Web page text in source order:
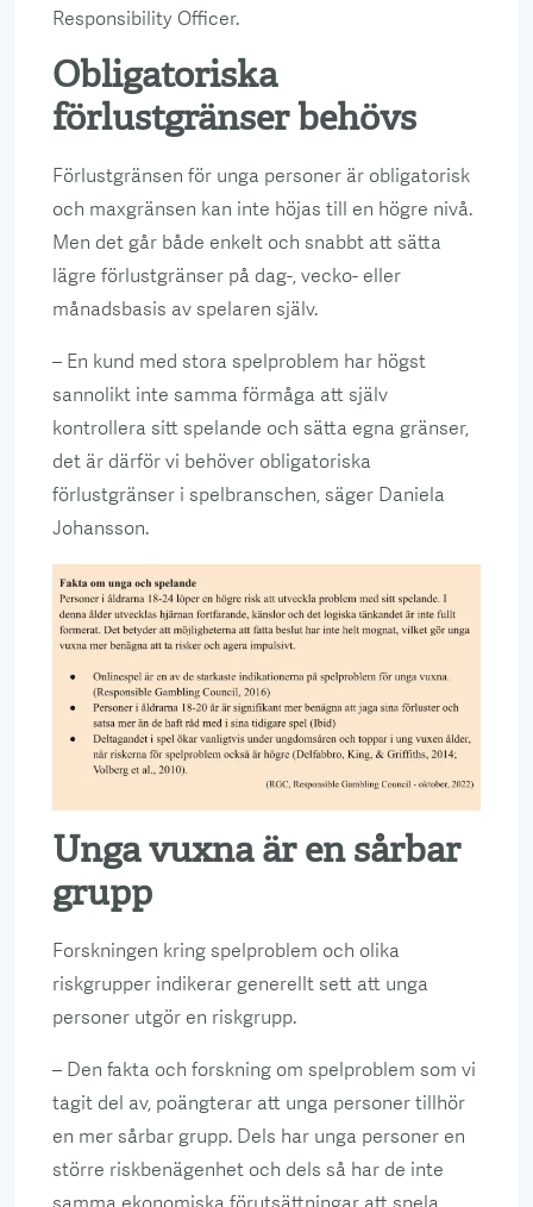
Responsibility Officer.
Obligatoriska
förlustgränser behövs
Förlustgränsen för unga personer är obligatorisk
och maxgränsen kan inte höjas till en högre nivå.
Men det går både enkelt och snabbt att sätta
lägre förlustgränser på dag-, vecko- eller
månadsbasis av spelaren själv.
– En kund med stora spelproblem har högst
sannolikt inte samma förmåga att själv
kontrollera sitt spelande och sätta egna gränser,
det är därför vi behöver obligatoriska
förlustgränser i spelbranschen, säger Daniela
Johansson.
Unga vuxna är en sårbar
grupp
Forskningen kring spelproblem och olika
riskgrupper indikerar generellt sett att unga
personer utgör en riskgrupp.
– Den fakta och forskning om spelproblem som vi
tagit del av, poängterar att unga personer tillhör
en mer sårbar grupp. Dels har unga personer en
större riskbenägenhet och dels så har de inte